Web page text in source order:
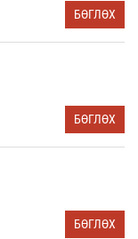
БӨГЛӨХ
БӨГЛӨХ
БӨГЛӨХ